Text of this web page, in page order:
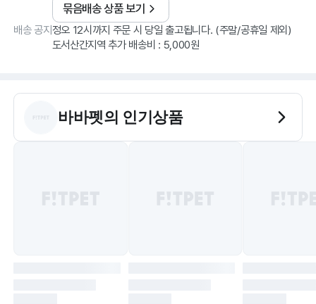
묶음배송 상품 보기
배송 공지정오 12시까지 주문 시 당일 출고됩니다. (주말/공휴일 제외)
도서산간지역 추가 배송비 : 5,000원
바바펫의 인기상품